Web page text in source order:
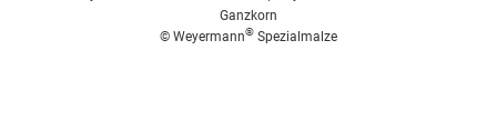
Ganzkorn
© Weyermann® Spezialmalze